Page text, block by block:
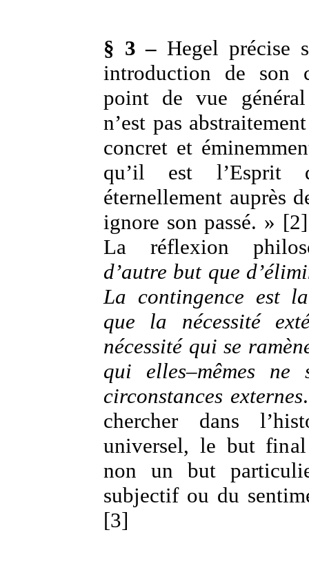
§ 3 – Hegel précise
introduction de
point de vue
n’est pas
concret et
qu’il est l’Esprit
éternellement auprès
ignore son passé. »
La réflexion
d’autre but que
La contingence est
que la nécessité
nécessité qui se
qui elles–mêmes ne
circonstances externes
chercher dans
universel, le but
non un but
subjectif ou du
[3]